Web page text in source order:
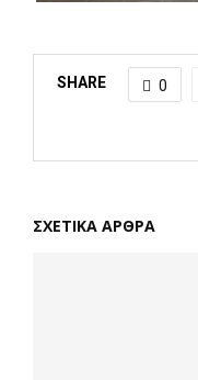
SHARE 0
ΣΧΕΤΙΚΑ ΑΡΘΡΑ